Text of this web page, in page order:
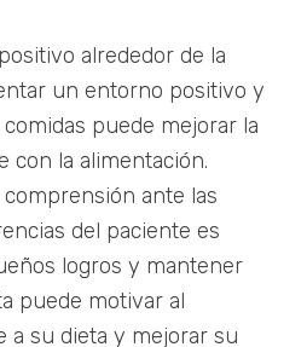
alrededor de la
un entorno positivo y
puede mejorar la
con la alimentación.
ante las
del paciente es
logros y mantener
puede motivar al
a su dieta y mejorar su